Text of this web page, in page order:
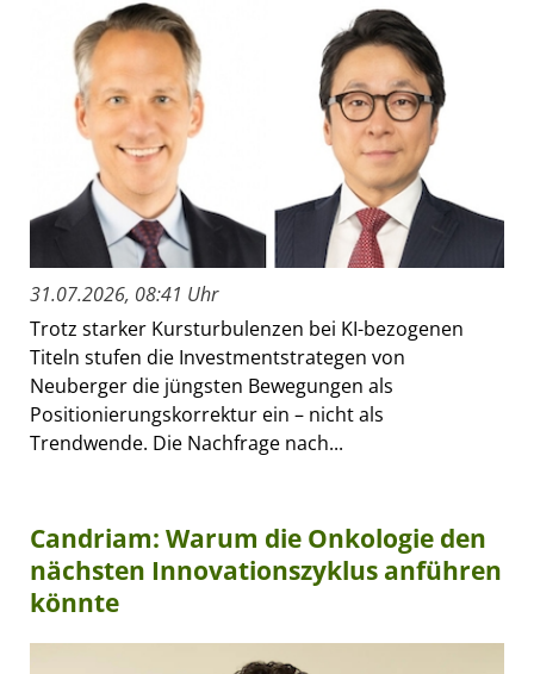
31.07.2026, 08:41 Uhr
Trotz starker Kursturbulenzen bei KI-bezogenen
Titeln stufen die Investmentstrategen von
Neuberger die jüngsten Bewegungen als
Positionierungskorrektur ein – nicht als
Trendwende. Die Nachfrage nach...
Candriam: Warum die Onkologie den
nächsten Innovationszyklus anführen
könnte